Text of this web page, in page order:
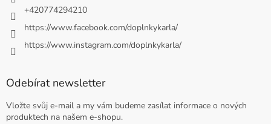
+420774294210
https://www.facebook.com/doplnkykarla/
https://www.instagram.com/doplnkykarla/
Odebírat newsletter
Vložte svůj e-mail a my vám budeme zasílat informace o nových
produktech na našem e-shopu.